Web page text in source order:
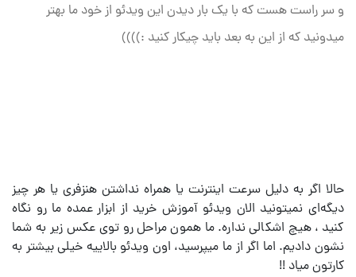
و سر راست هست که با یک بار دیدن این ویدئو از خود ما بهتر
میدونید که از این به بعد باید چیکار کنید :))))
حالا اگر به دلیل سرعت اینترنت یا همراه نداشتن هنزفری یا هر چیز
دیگه‌ای نمیتونید الان ویدئو آموزش خرید از ابزار عمده ما رو نگاه
کنید ، هیچ اشکالی نداره. ما همون مراحل رو توی عکس زیر به شما
نشون دادیم. اما اگر از ما میپرسید، اون ویدئو بالاییه خیلی بیشتر به
کارتون میاد !!